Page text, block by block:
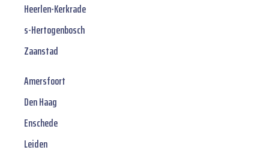
Heerlen-Kerkrade
s-Hertogenbosch
Zaanstad
Amersfoort
Den Haag
Enschede
Leiden